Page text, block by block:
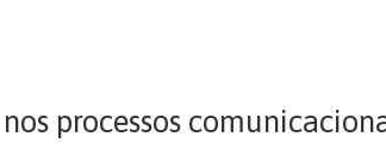
processos